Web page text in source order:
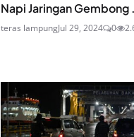
Napi Jaringan Gembong
teras lampungJul 29, 2024 0